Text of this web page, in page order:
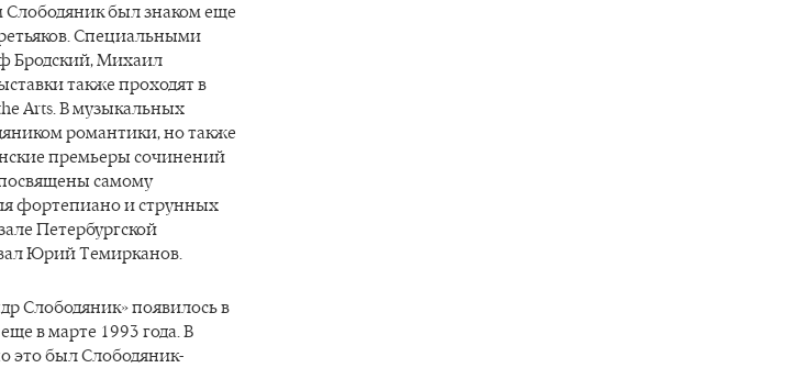
был знаком еще
Специальными
Бродский, Михаил
также проходят в
Arts. В музыкальных
романтики, но также
премьеры сочинений
самому
фортепиано и струнных
Петербургской
Юрий Темирканов.
Слободяник» появилось в
в марте 1993 года. В
это был Слободяник-